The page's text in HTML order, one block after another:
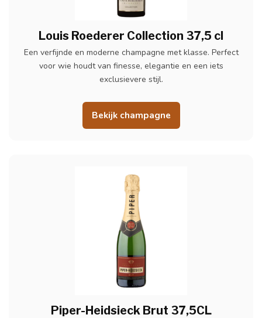
Louis Roederer Collection 37,5 cl
Een verfijnde en moderne champagne met klasse. Perfect
voor wie houdt van finesse, elegantie en een iets
exclusievere stijl.
Bekijk champagne
Piper-Heidsieck Brut 37,5CL